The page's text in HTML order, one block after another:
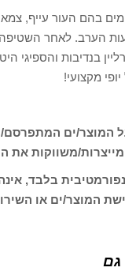
בהם העור עייף, צמא
הערב. לאחר השטיפה,
בנדיבות והספיגי
מקצועי!
המוצר/ים
משווקות את
בלבד,
המוצר/ים או
גם